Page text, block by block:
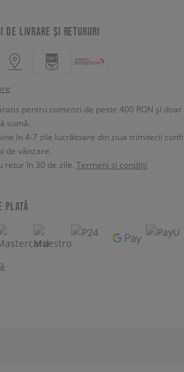
DE LIVRARE ȘI RETURURI
pentru comenzi de peste 400 RON și
sumă.
în 4-7 zile lucrătoare din ziua trimiterii
de vânzare.
retur în 30 de zile. Termeni și condiții
PLATĂ